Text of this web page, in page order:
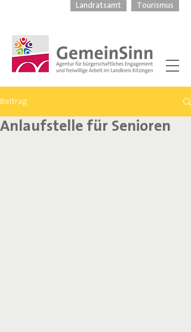
Landratsamt Tourismus
Beitrag
Anlaufstelle für Senioren